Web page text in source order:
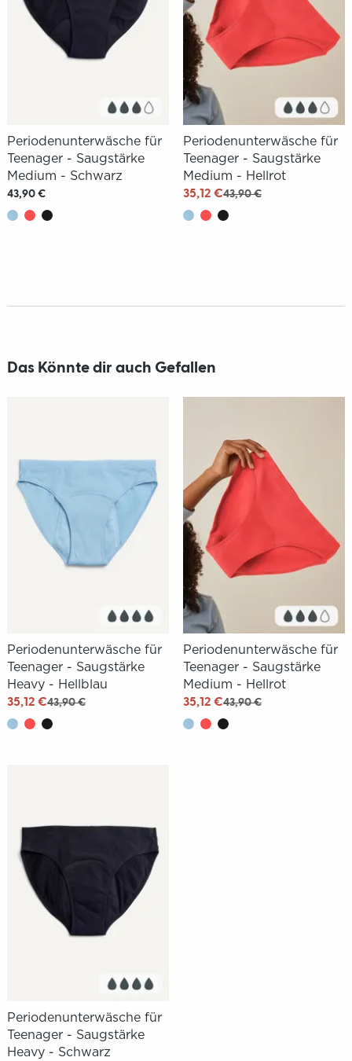
Periodenunterwäsche für
Teenager - Saugstärke
Medium - Schwarz
43,90 €
Periodenunterwäsche für
Teenager - Saugstärke
Medium - Hellrot
35,12 €43,90 €
Das Könnte dir auch Gefallen
Periodenunterwäsche für
Teenager - Saugstärke
Heavy - Hellblau
35,12 €43,90 €
Periodenunterwäsche für
Teenager - Saugstärke
Medium - Hellrot
35,12 €43,90 €
Periodenunterwäsche für
Teenager - Saugstärke
Heavy - Schwarz